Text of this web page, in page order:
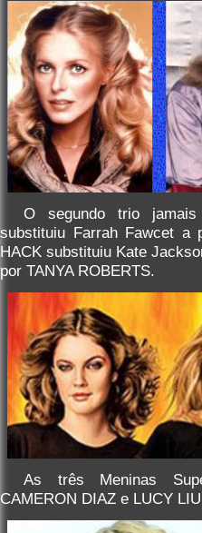
O segundo trio
substituiu Farrah Fawcet a
HACK substituiu Kate
por TANYA ROBERTS.
As três Meninas
CAMERON DIAZ e LUCY